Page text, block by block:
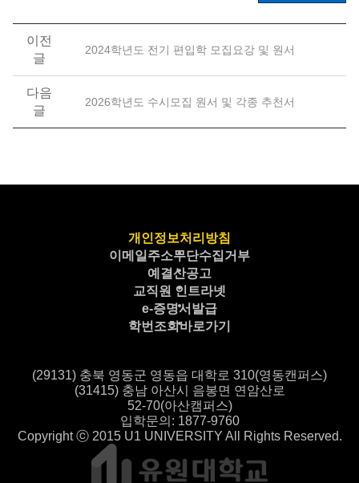
이전
글
2024학년도 전기 편입학 모집요강 및 원서
다음
글
2026학년도 수시모집 원서 및 각종 추천서
개인정보처리방침
이메일주소무단수집거부
예결산공고
교직원 인트라넷
e-증명서발급
학번조회바로가기
(29131) 충북 영동군 영동읍 대학로 310(영동캔퍼스)
(31415) 충남 아산시 음봉면 연암산로
52-70(아산캠퍼스)
입학문의: 1877-9760
Copyright ⓒ 2015 U1 UNIVERSITY All Rights Reserved.